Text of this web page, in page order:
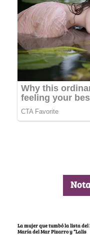
La mujer que tumbó la lista del
María del Mar Pizarro y “Lalis